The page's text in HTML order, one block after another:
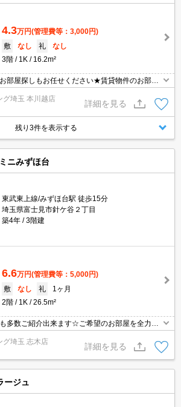
4.3万円(管理費等：3,000円)
敷
なし 礼
なし
3階
1K 16.2m²
部屋探しもお任せください★賃貸物件のお部屋
ングへ★
グ埼玉 本川越店
詳細を見る
残り3件を表示する
ニみずほ台
東武東上線/みずほ台駅 徒歩15分
埼玉県富士見市針ケ谷２丁目
築4年
3階建
6.6万円(管理費等：5,000円)
敷
なし 礼
1ヶ月
2階
1K 26.5m²
多数ご紹介出来ます☆ご希望のお部屋を全力で
す♪
グ埼玉 志木店
詳細を見る
ージュ